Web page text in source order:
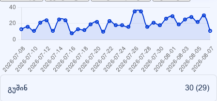
გუშინ 30 (29)